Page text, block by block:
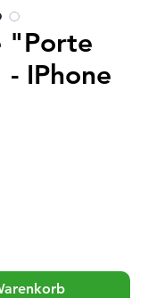
"Porte
IPhone